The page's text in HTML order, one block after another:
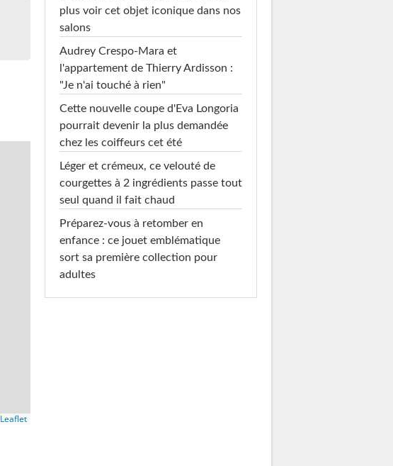
Leaflet
plus voir cet objet iconique dans nos
salons
Audrey Crespo-Mara et
l'appartement de Thierry Ardisson :
"Je n'ai touché à rien"
Cette nouvelle coupe d'Eva Longoria
pourrait devenir la plus demandée
chez les coiffeurs cet été
Léger et crémeux, ce velouté de
courgettes à 2 ingrédients passe tout
seul quand il fait chaud
Préparez-vous à retomber en
enfance : ce jouet emblématique
sort sa première collection pour
adultes